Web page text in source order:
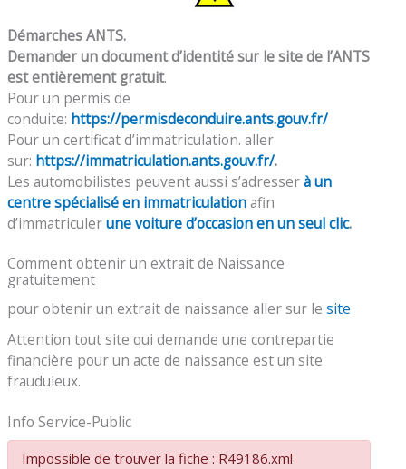
Démarches ANTS.
Demander un document d’identité sur le site de l’ANTS
est entièrement gratuit.
Pour un permis de
conduite: https://permisdeconduire.ants.gouv.fr/
Pour un certificat d’immatriculation. aller
sur: https://immatriculation.ants.gouv.fr/.
Les automobilistes peuvent aussi s’adresserà un
centre spécialisé en immatriculationafin
d’immatriculerune voiture d’occasion en un seul clic.
Comment obtenir un extrait de Naissance
gratuitement
pour obtenir un extrait de naissance aller sur le site
Attention tout site qui demande une contrepartie
financière pour un acte de naissance est un site
frauduleux.
Info Service-Public
Impossible de trouver la fiche : R49186.xml